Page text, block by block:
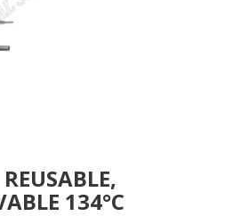
134°C